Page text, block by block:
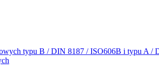
typu B / DIN 8187 / ISO606B i typu A /